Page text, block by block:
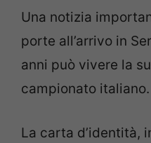
Una notizia
porte all’arrivo in
anni può vivere la
campionato italiano.
La carta d’identità,